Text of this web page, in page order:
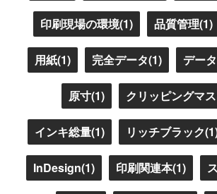
印刷現場の環境(1) 品質管理(1)
用紙(1) 完全データ(1) デー
原寸(1) クリッピングマ
インキ総量(1) リッチブラック
InDesign(1) 印刷関連本(1)